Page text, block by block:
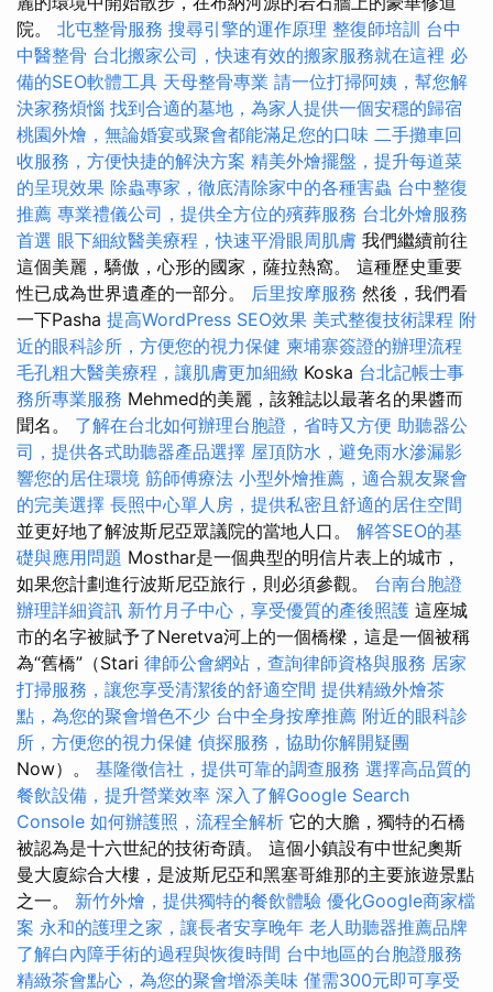
院。 北屯整骨服務 搜尋引擎的運作原理 整復師培訓 台中
中醫整骨 台北搬家公司，快速有效的搬家服務就在這裡 必
備的SEO軟體工具 天母整骨專業 請一位打掃阿姨，幫您解
決家務煩惱 找到合適的墓地，為家人提供一個安穩的歸宿
桃園外燴，無論婚宴或聚會都能滿足您的口味 二手攤車回
收服務，方便快捷的解決方案 精美外燴擺盤，提升每道菜
的呈現效果 除蟲專家，徹底清除家中的各種害蟲 台中整復
推薦 專業禮儀公司，提供全方位的殯葬服務 台北外燴服務
首選 眼下細紋醫美療程，快速平滑眼周肌膚 我們繼續前往
這個美麗，驕傲，心形的國家，薩拉熱窩。 這種歷史重要
性已成為世界遺產的一部分。 后里按摩服務 然後，我們看
一下Pasha 提高WordPress SEO效果 美式整復技術課程 附
近的眼科診所，方便您的視力保健 柬埔寨簽證的辦理流程
毛孔粗大醫美療程，讓肌膚更加細緻 Koska 台北記帳士事
務所專業服務 Mehmed的美麗，該雜誌以最著名的果醬而
聞名。 了解在台北如何辦理台胞證，省時又方便 助聽器公
司，提供各式助聽器產品選擇 屋頂防水，避免雨水滲漏影
響您的居住環境 筋師傅療法 小型外燴推薦，適合親友聚會
的完美選擇 長照中心單人房，提供私密且舒適的居住空間
並更好地了解波斯尼亞眾議院的當地人口。 解答SEO的基
礎與應用問題 Mosthar是一個典型的明信片表上的城市，
如果您計劃進行波斯尼亞旅行，則必須參觀。 台南台胞證
辦理詳細資訊 新竹月子中心，享受優質的產後照護 這座城
市的名字被賦予了Neretva河上的一個橋樑，這是一個被稱
為“舊橋”（Stari 律師公會網站，查詢律師資格與服務 居家
打掃服務，讓您享受清潔後的舒適空間 提供精緻外燴茶
點，為您的聚會增色不少 台中全身按摩推薦 附近的眼科診
所，方便您的視力保健 偵探服務，協助你解開疑團
Now）。 基隆徵信社，提供可靠的調查服務 選擇高品質的
餐飲設備，提升營業效率 深入了解Google Search
Console 如何辦護照，流程全解析 它的大膽，獨特的石橋
被認為是十六世紀的技術奇蹟。 這個小鎮設有中世紀奧斯
曼大廈綜合大樓，是波斯尼亞和黑塞哥維那的主要旅遊景點
之一。 新竹外燴，提供獨特的餐飲體驗 優化Google商家檔
案 永和的護理之家，讓長者安享晚年 老人助聽器推薦品牌
了解白內障手術的過程與恢復時間 台中地區的台胞證服務
精緻茶會點心，為您的聚會增添美味 僅需300元即可享受